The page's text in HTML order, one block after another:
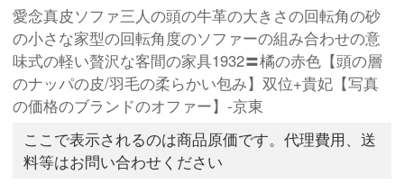
愛念真皮ソファ三人の頭の牛革の大きさの回転角の砂
の小さな家型の回転角度のソファーの組み合わせの意
味式の軽い贅沢な客間の家具1932〓橘の赤色【頭の層
のナッパの皮/羽毛の柔らかい包み】双位+貴妃【写真
の価格のブランドのオファー】-京東
ここで表示されるのは商品原価です。代理費用、送
料等はお問い合わせください